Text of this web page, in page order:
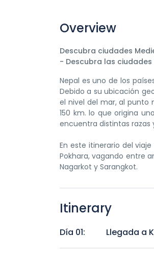
Overview
Descubra ciudades
- Descubra las
Nepal es uno de los
Debido a su ubicación
el nivel del mar, al punto
150 km. lo que origina
encuentra distintas razas
En este itinerario del
Pokhara, vagando entre
Nagarkot y Sarangkot.
Itinerary
Día 01: Llegada a